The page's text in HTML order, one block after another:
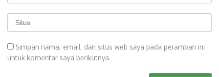
Simpan nama, email, dan situs web saya pada peramban ini
untuk komentar saya berikutnya.